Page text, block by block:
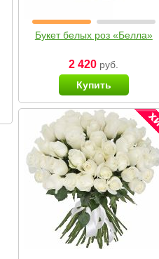
Букет белых роз «Белла»
2 420 руб.
Купить